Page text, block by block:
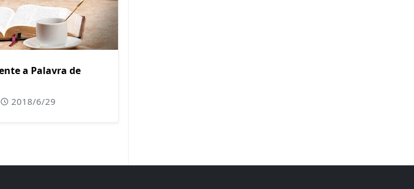
a Palavra de
2018/6/29